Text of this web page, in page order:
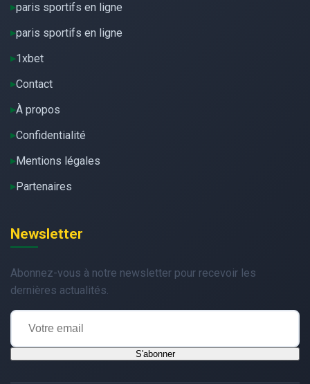
paris sportifs en ligne
paris sportifs en ligne
1xbet
Contact
À propos
Confidentialité
Mentions légales
Partenaires
Newsletter
Abonnez-vous à notre newsletter pour recevoir les
dernières actualités.
S'abonner